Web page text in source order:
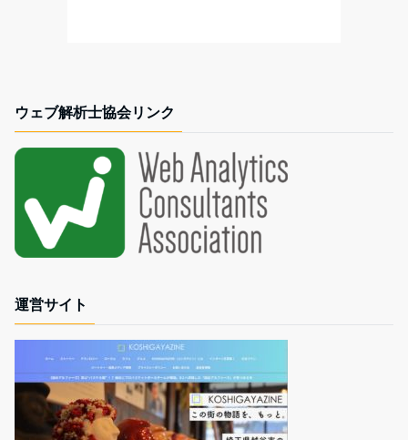
ウェブ解析士協会リンク
運営サイト